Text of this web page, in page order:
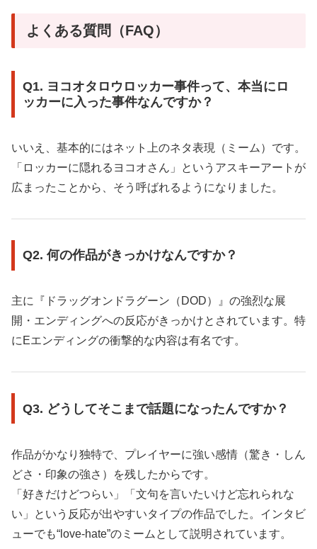
よくある質問（FAQ）
Q1. ヨコオタロウロッカー事件って、本当にロ
ッカーに入った事件なんですか？
いいえ、基本的にはネット上のネタ表現（ミーム）です。
「ロッカーに隠れるヨコオさん」というアスキーアートが
広まったことから、そう呼ばれるようになりました。
Q2. 何の作品がきっかけなんですか？
主に『ドラッグオンドラグーン（DOD）』の強烈な展
開・エンディングへの反応がきっかけとされています。特
にEエンディングの衝撃的な内容は有名です。
Q3. どうしてそこまで話題になったんですか？
作品がかなり独特で、プレイヤーに強い感情（驚き・しん
どさ・印象の強さ）を残したからです。
「好きだけどつらい」「文句を言いたいけど忘れられな
い」という反応が出やすいタイプの作品でした。インタビ
ューでも“love-hate”のミームとして説明されています。